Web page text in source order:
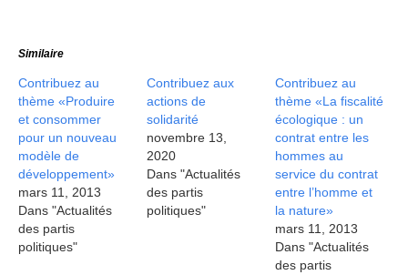
Similaire
Contribuez au
thème «Produire
et consommer
pour un nouveau
modèle de
développement»
mars 11, 2013
Dans "Actualités
des partis
politiques"
Contribuez aux
actions de
solidarité
novembre 13,
2020
Dans "Actualités
des partis
politiques"
Contribuez au
thème «La fiscalité
écologique : un
contrat entre les
hommes au
service du contrat
entre l’homme et
la nature»
mars 11, 2013
Dans "Actualités
des partis